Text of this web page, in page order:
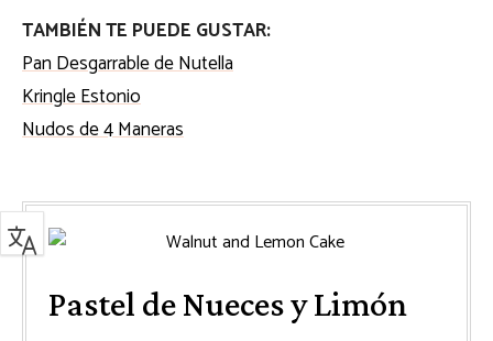
TAMBIÉN TE PUEDE GUSTAR:
Pan Desgarrable de Nutella
Kringle Estonio
Nudos de 4 Maneras
Pastel de Nueces y Limón